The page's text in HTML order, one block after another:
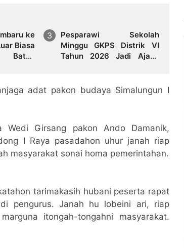
ke
Biasa
Pesparawi Sekolah
Minggu GKPS Distrik VI
Tahun 2026 Jadi Ajang
Anak
adat pakon budaya Simalungun I
Wedi Girsang pakon Ando Damanik,
I Raya pasadahon uhur janah riap
masyarakat sonai homa pemerintahan.
tarimakasih hubani peserta rapat
pengurus. Janah hu lobeini ari, riap
itongah-tongahni masyarakat.